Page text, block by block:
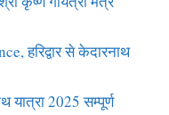
हरिद्वार से केदारनाथ
2025 सम्पूर्ण